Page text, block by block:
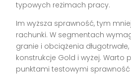
typowych reżimach pracy.
Im wyższa sprawność, tym
rachunki. W segmentach
granie i obciążenia
konstrukcje Gold i wyżej. Warto
punktami testowymi sprawność